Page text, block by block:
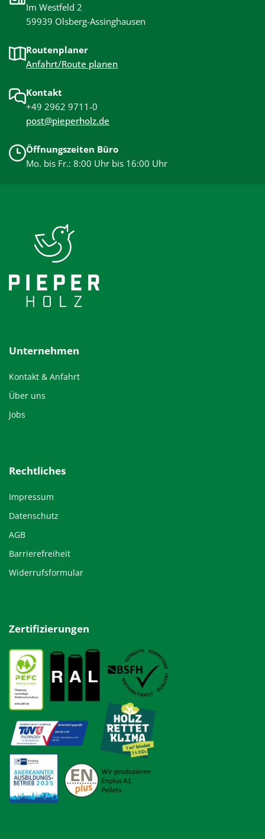
Im Westfeld 2
59939 Olsberg-Assinghausen
Routenplaner
Anfahrt/Route planen
Kontakt
+49 2962 9711-0
post@pieperholz.de
Öffnungszeiten Büro
Mo. bis Fr.: 8:00 Uhr bis 16:00 Uhr
Unternehmen
Kontakt & Anfahrt
Über uns
Jobs
Rechtliches
Impressum
Datenschutz
AGB
Barrierefreiheit
Widerrufsformular
Zertifizierungen